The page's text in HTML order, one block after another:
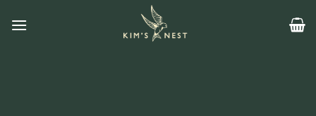
qua